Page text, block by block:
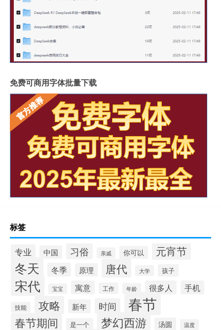
免费可商用字体批量下载
标签
专业 中国 习俗 亲戚 你可以 元宵节
冬天 冬季 原理 唐代 大学 孩子
宋代 宝宝 寓意 工作 年龄 很多人 手机
技能 攻略 新年 时间 春节
春节期间 是一个 梦幻西游 汤圆 温度